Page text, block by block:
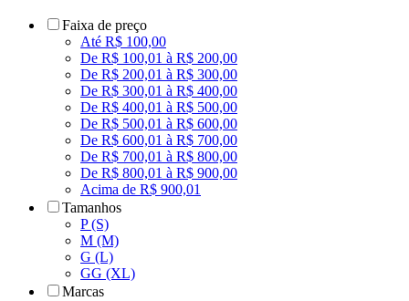
Faixa de preço
Até R$ 100,00
De R$ 100,01 à R$ 200,00
De R$ 200,01 à R$ 300,00
De R$ 300,01 à R$ 400,00
De R$ 400,01 à R$ 500,00
De R$ 500,01 à R$ 600,00
De R$ 600,01 à R$ 700,00
De R$ 700,01 à R$ 800,00
De R$ 800,01 à R$ 900,00
Acima de R$ 900,01
Tamanhos
P (S)
M (M)
G (L)
GG (XL)
Marcas